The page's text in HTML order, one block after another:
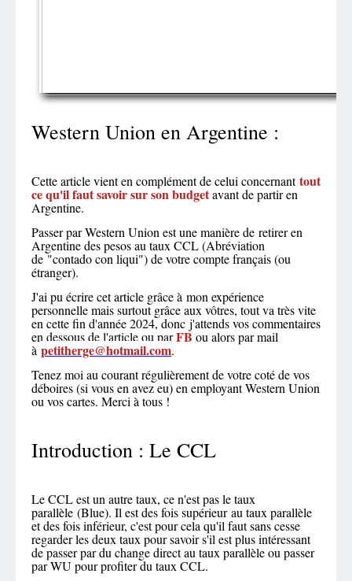
Western Union en Argentine :
Cette article vient en complément de celui concernant tout
ce qu'il faut savoir sur son budgetavant de partir en
Argentine.
Passer par Western Union est une manière de retirer en
Argentine des pesos au taux CCL (Abréviation
de "contado con liqui") de votre compte français (ou
étranger).
J'ai pu écrire cet article grâce à mon expérience
personnelle mais surtout grâce aux vôtres, tout va très vite
en cette fin d'année 2024, donc j'attends vos commentaires
en dessous de l'article ou parFB ou alors par mail
à petitherge@hotmail.com.
Tenez moi au courant régulièrement de votre coté de vos
déboires (si vous en avez eu) en employant Western Union
ou vos cartes. Merci à tous !
Introduction : Le CCL
Le CCL est un autre taux, ce n'est pas le taux
parallèle (Blue). Il est des fois supérieur au taux parallèle
et des fois inférieur, c'est pour cela qu'il faut sans cesse
regarder les deux taux pour savoir s'il est plus intéressant
de passer par du change direct au taux parallèle ou passer
par WU pour profiter du taux CCL.